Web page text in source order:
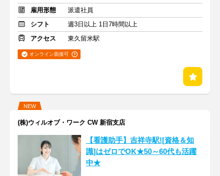
雇用形態
派遣社員
シフト
週3日以上 1日7時間以上
アクセス
東久留米駅
オンライン面接可
NEW
(株)ウィルオブ・ワーク CW 新宿支店
【看護助手】吉祥寺駅![資格＆知
識]はゼロでOK★50～60代も活躍
中★